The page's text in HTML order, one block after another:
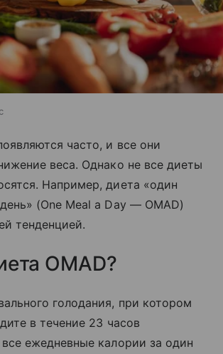
часто, и все они
веса. Однако не все диеты
Например, диета «один
(One Meal a Day — OMAD)
тенденцией.
OMAD?
голодания, при котором
в течение 23 часов
ежедневные калории за один